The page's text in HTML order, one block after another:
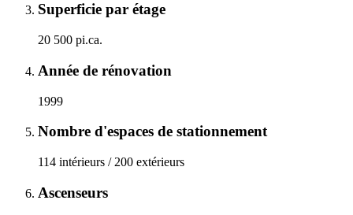
Superficie par étage
20 500 pi.ca.
Année de rénovation
1999
Nombre d'espaces de stationnement
114 intérieurs / 200 extérieurs
Ascenseurs